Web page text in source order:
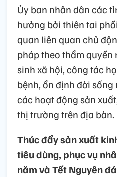
Ủy ban nhân dân các
hưởng bởi thiên tai
quan liên quan chủ
pháp theo thẩm quyền
sinh xã hội, công tác
bệnh, ổn định đời
các hoạt động sản
thị trường trên địa bàn.
Thúc đẩy sản xuất
tiêu dùng, phục vụ
năm và Tết Nguyên